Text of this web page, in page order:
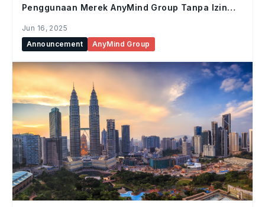
Penggunaan Merek AnyMind Group Tanpa Izin
Jun 16, 2025
Announcement
AnyMind Group